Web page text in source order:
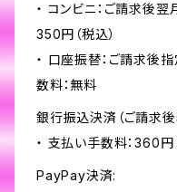
・ コンビニ：ご請求後
350円（税込）
・ 口座振替：ご請求後
数料：無料
銀行振込決済（ご請求
・ 支払い手数料：360円
PayPay決済: